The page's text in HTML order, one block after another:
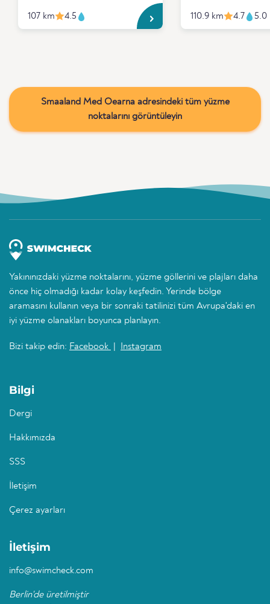
107 km 4.5 110.9 km 4.7 5.0
Smaaland Med Oearna adresindeki tüm yüzme
noktalarını görüntüleyin
Yakınınızdaki yüzme noktalarını, yüzme göllerini ve plajları daha
önce hiç olmadığı kadar kolay keşfedin. Yerinde bölge
aramasını kullanın veya bir sonraki tatilinizi tüm Avrupa'daki en
iyi yüzme olanakları boyunca planlayın.
Bizi takip edin: Facebook Instagram
Bilgi
Dergi
Hakkımızda
SSS
İletişim
Çerez ayarları
İletişim
info@swimcheck.com
Berlin'de üretilmiştir